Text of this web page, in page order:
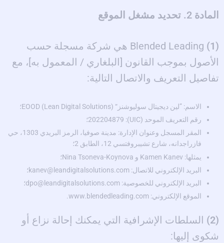
المادة 2. تحديد مشغل الموقع
(1)
Blended Leading هي شركة مسجلة حسب
الأصول بموجب القانون [البلغاري / المعمول به]، مع
تفاصيل التعريف والاتصال التالية:
الاسم: ”لين ديجيتال سوليوشنز“ (Lean Digital Solutions) EOOD؛
رقم التعريف الموحد (UIC): 202204879؛
المقر المسجل وعنوان الإدارة: مدينة صوفيا، الرمز البريدي 1303، حي
فازراجدانه، شارع تشيبروفتسي 12، الطابق 2؛
يمثلها: Kamen Kanev و Nina Tsoneva-Koynova؛
البريد الإلكتروني للاتصال: kanev@leandigitalsolutions.com؛
البريد الإلكتروني للخصوصية: dpo@leandigitalsolutions.com؛
الموقع الإلكتروني: www.blendedleading.com.
(2)
السلطات الإشرافية التي يمكنك إحالة نزاع أو
شكوى إليها: